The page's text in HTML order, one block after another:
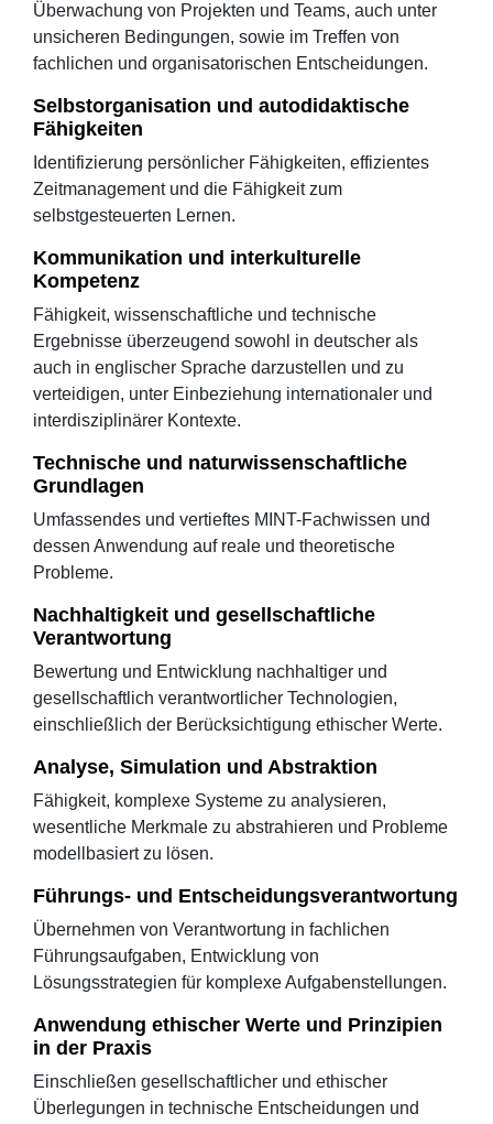
Überwachung von Projekten und Teams, auch unter
unsicheren Bedingungen, sowie im Treffen von
fachlichen und organisatorischen Entscheidungen.
Selbstorganisation und autodidaktische
Fähigkeiten
Identifizierung persönlicher Fähigkeiten, effizientes
Zeitmanagement und die Fähigkeit zum
selbstgesteuerten Lernen.
Kommunikation und interkulturelle
Kompetenz
Fähigkeit, wissenschaftliche und technische
Ergebnisse überzeugend sowohl in deutscher als
auch in englischer Sprache darzustellen und zu
verteidigen, unter Einbeziehung internationaler und
interdisziplinärer Kontexte.
Technische und naturwissenschaftliche
Grundlagen
Umfassendes und vertieftes MINT-Fachwissen und
dessen Anwendung auf reale und theoretische
Probleme.
Nachhaltigkeit und gesellschaftliche
Verantwortung
Bewertung und Entwicklung nachhaltiger und
gesellschaftlich verantwortlicher Technologien,
einschließlich der Berücksichtigung ethischer Werte.
Analyse, Simulation und Abstraktion
Fähigkeit, komplexe Systeme zu analysieren,
wesentliche Merkmale zu abstrahieren und Probleme
modellbasiert zu lösen.
Führungs- und Entscheidungsverantwortung
Übernehmen von Verantwortung in fachlichen
Führungsaufgaben, Entwicklung von
Lösungsstrategien für komplexe Aufgabenstellungen.
Anwendung ethischer Werte und Prinzipien
in der Praxis
Einschließen gesellschaftlicher und ethischer
Überlegungen in technische Entscheidungen und